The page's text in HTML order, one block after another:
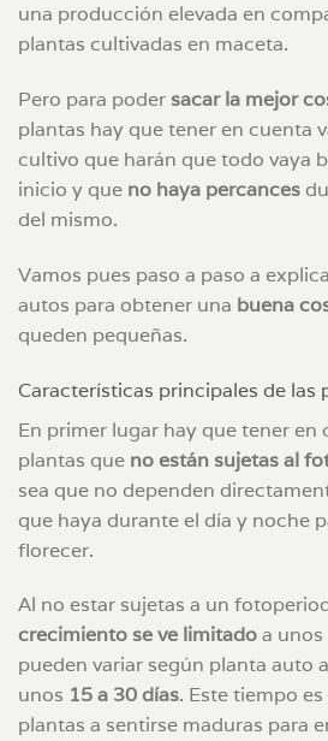
una producción elevada en
plantas cultivadas en maceta.
Pero para poder sacar la mejor
plantas hay que tener en cuenta
cultivo que harán que todo vaya
inicio y que no haya percances
del mismo.
Vamos pues paso a paso a
autos para obtener una buena
queden pequeñas.
Características principales de las
En primer lugar hay que tener en
plantas que no están sujetas al
sea que no dependen
que haya durante el día y noche
florecer.
Al no estar sujetas a un
crecimiento se ve limitadoa
pueden variar según planta auto
unos 15 a 30 días. Este tiempo
plantas a sentirse maduras para